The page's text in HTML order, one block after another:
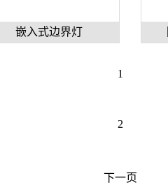
嵌入式边界灯
1
2
下一页